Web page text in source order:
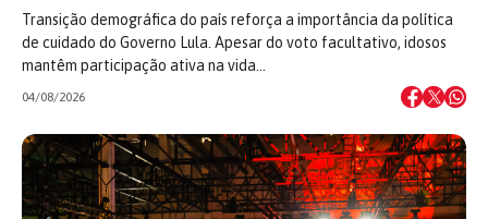
Transição demográfica do país reforça a importância da política
de cuidado do Governo Lula. Apesar do voto facultativo, idosos
mantêm participação ativa na vida…
04/08/2026